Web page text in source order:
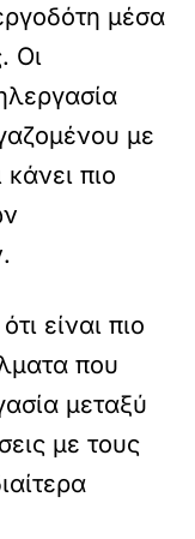
μέσα
Οι
με
πιο
είναι πιο
που
μεταξύ
με τους